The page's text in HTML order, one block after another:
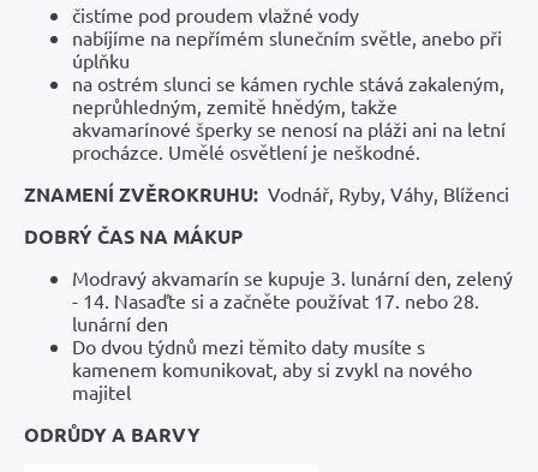
čistíme pod proudem vlažné vody
nabíjíme na nepřímém slunečním světle, anebo při
úplňku
na ostrém slunci se kámen rychle stává zakaleným,
neprůhledným, zemitě hnědým, takže
akvamarínové šperky se nenosí na pláži ani na letní
procházce. Umělé osvětlení je neškodné.
ZNAMENÍ ZVĚROKRUHU: Vodnář, Ryby, Váhy, Blíženci
DOBRÝ ČAS NA MÁKUP
Modravý akvamarín se kupuje 3. lunární den, zelený
- 14. Nasaďte si a začněte používat 17. nebo 28.
lunární den
Do dvou týdnů mezi těmito daty musíte s
kamenem komunikovat, aby si zvykl na nového
majitel
ODRŮDY A BARVY